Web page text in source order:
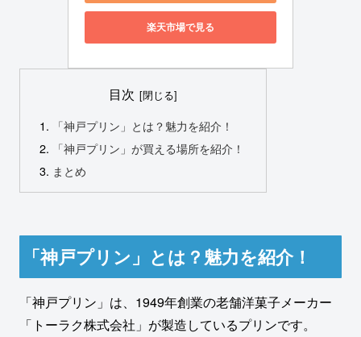
楽天市場で見る
目次
「神戸プリン」とは？魅力を紹介！
「神戸プリン」が買える場所を紹介！
まとめ
「神戸プリン」とは？魅力を紹介！
「神戸プリン」は、1949年創業の老舗洋菓子メーカー
「トーラク株式会社」が製造しているプリンです。